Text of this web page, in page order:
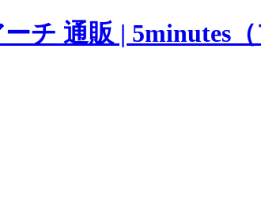
チ 通販 | 5minutes（